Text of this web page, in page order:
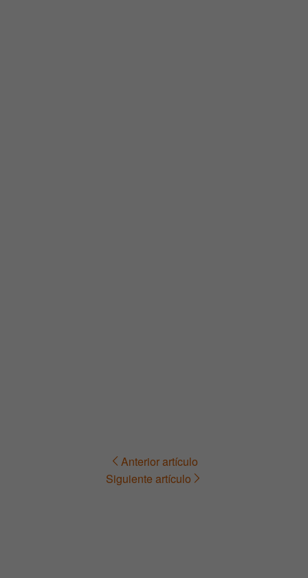
Navegación Anterior artículo
Siguiente artículo